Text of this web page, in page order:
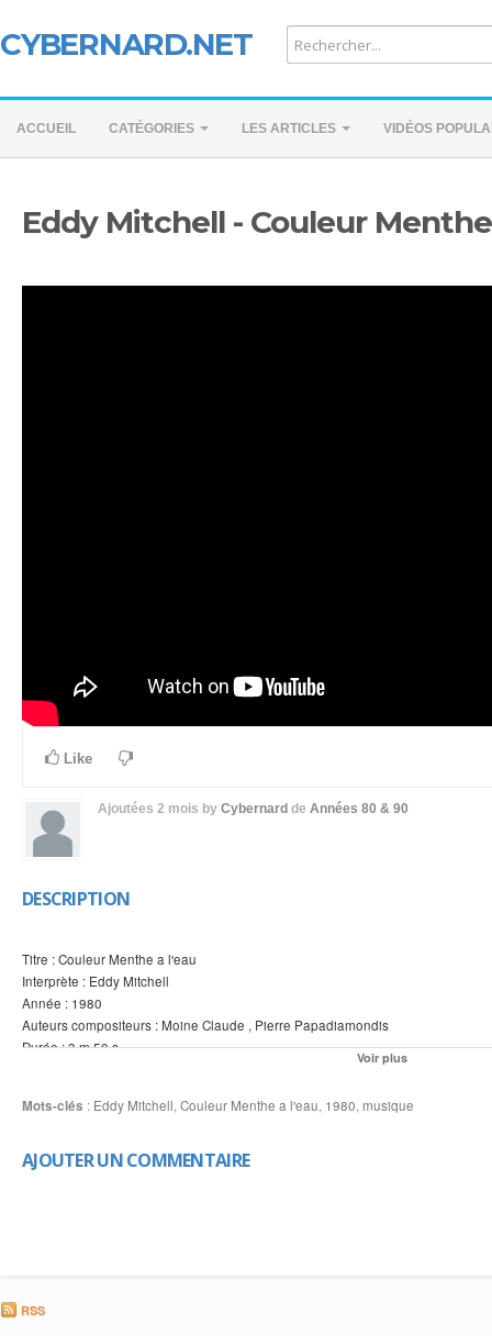
CYBERNARD.NET
ACCUEIL CATÉGORIES LES ARTICLES VIDÉOS
Eddy Mitchell - Couleur
Like
Ajoutées 2 mois by Cybernard de Années 80 & 90
DESCRIPTION
Titre : Couleur Menthe a l'eau
Interprète : Eddy Mitchell
Année : 1980
Auteurs compositeurs : Moine Claude , Pierre Papadiamondis
Durée : 3 m 50 s
Voir plus
Mots-clés : Eddy Mitchell, Couleur Menthe a l'eau, 1980, musique
AJOUTER UN COMMENTAIRE
RSS